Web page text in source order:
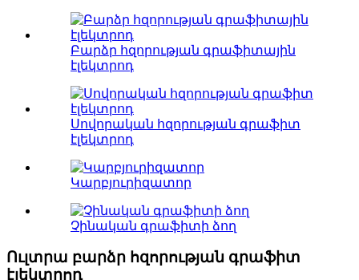
Բարձր հզորության գրաֆիտային
էլեկտրոդ
Սովորական հզորության գրաֆիտ
էլեկտրոդ
Կարբյուրիզատոր
Չինական գրաֆիտի ձող
Ուլտրա բարձր հզորության գրաֆիտ
էլեկտրոդ